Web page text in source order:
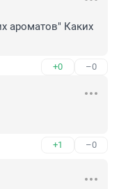
ароматов" Каких
+0 –0
+1 –0